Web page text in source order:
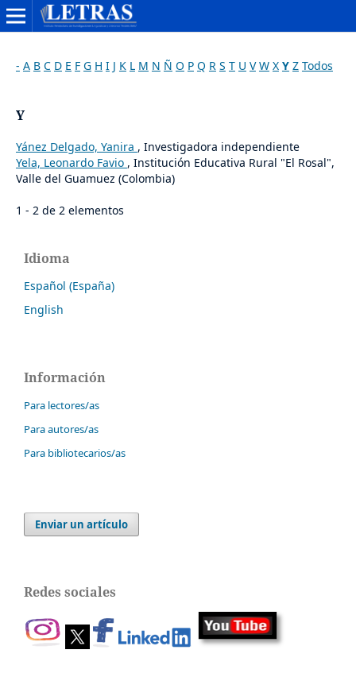
- A B C D E F G H I J K L M N Ñ O P Q R S T U V W X Y Z Todos
Y
Yánez Delgado, Yanira , Investigadora independiente
Yela, Leonardo Favio , Institución Educativa Rural "El Rosal",
Valle del Guamuez (Colombia)
1 - 2 de 2 elementos
Idioma
Español (España)
English
Información
Para lectores/as
Para autores/as
Para bibliotecarios/as
Enviar un artículo
Redes sociales